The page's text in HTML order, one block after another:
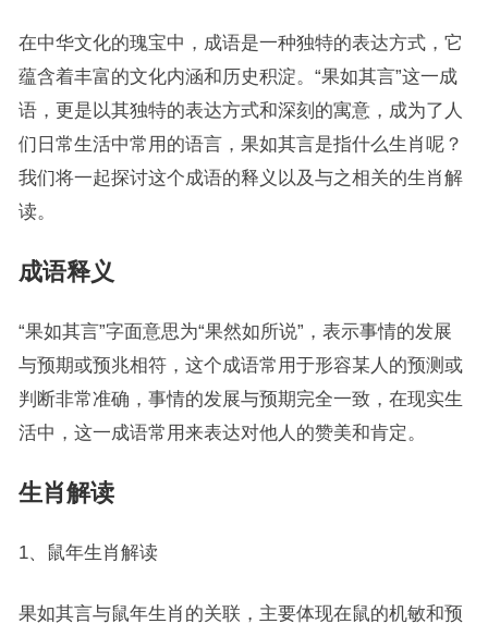
在中华文化的瑰宝中，成语是一种独特的表达方式，它
蕴含着丰富的文化内涵和历史积淀。“果如其言”这一成
语，更是以其独特的表达方式和深刻的寓意，成为了人
们日常生活中常用的语言，果如其言是指什么生肖呢？
我们将一起探讨这个成语的释义以及与之相关的生肖解
读。
成语释义
“果如其言”字面意思为“果然如所说”，表示事情的发展
与预期或预兆相符，这个成语常用于形容某人的预测或
判断非常准确，事情的发展与预期完全一致，在现实生
活中，这一成语常用来表达对他人的赞美和肯定。
生肖解读
1、鼠年生肖解读
果如其言与鼠年生肖的关联，主要体现在鼠的机敏和预